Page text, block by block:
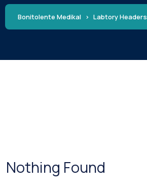
Bonitolente Medikal > Labtory Headers
Nothing Found